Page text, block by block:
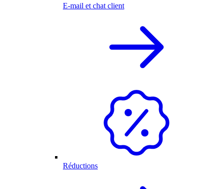
E-mail et chat client
Réductions